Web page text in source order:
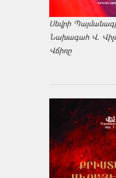
Սեվրի
Նախագահ Վ.
Վճիռը